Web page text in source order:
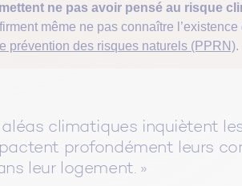
ne pas avoir pensé au risque
même ne pas connaître
prévention des risques naturels (PPRN).
aléas climatiques inquiètent
profondément leurs
leur logement. »